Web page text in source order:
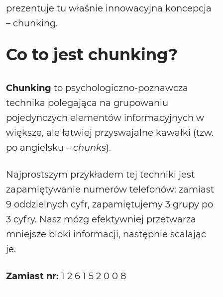
prezentuje tu właśnie innowacyjna koncepcja
– chunking.
Co to jest chunking?
Chunking to psychologiczno-poznawcza
technika polegająca na grupowaniu
pojedynczych elementów informacyjnych w
większe, ale łatwiej przyswajalne kawałki (tzw.
po angielsku – chunks).
Najprostszym przykładem tej techniki jest
zapamiętywanie numerów telefonów: zamiast
9 oddzielnych cyfr, zapamiętujemy 3 grupy po
3 cyfry. Nasz mózg efektywniej przetwarza
mniejsze bloki informacji, następnie scalając
je.
Zamiast nr: 1 2 6 1 5 2 0 0 8